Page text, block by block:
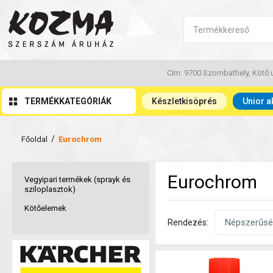
Cím: 9700 Szombathely, Kötő
TERMÉKKATEGÓRIÁK Készletkisöprés Unior
Főoldal / Eurochrom
Vegyipari termékek (sprayk és
sziloplasztok)
Kötőelemek
Eurochrom
Rendezés: